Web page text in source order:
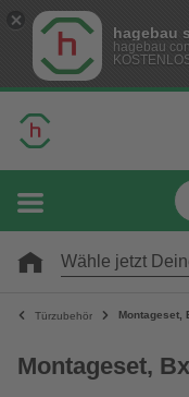
hagebau
hagebau
Wähle jetzt
Türzubehör Montageset,
Montageset,